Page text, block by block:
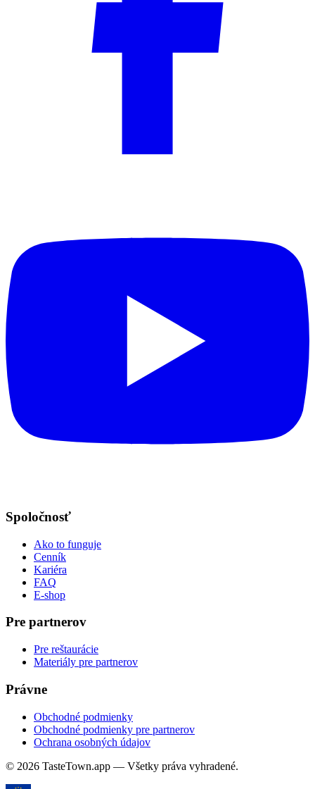
Spoločnosť
Ako to funguje
Cenník
Kariéra
FAQ
E-shop
Pre partnerov
Pre reštaurácie
Materiály pre partnerov
Právne
Obchodné podmienky
Obchodné podmienky pre partnerov
Ochrana osobných údajov
© 2026 TasteTown.app — Všetky práva vyhradené.